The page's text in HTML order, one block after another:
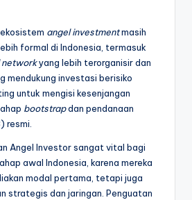
angel investmentmasih
formal di Indonesia, termasuk
networkyang lebih terorganisir dan
mendukung investasi berisiko
untuk mengisi kesenjangan
bootstrapdan pendanaan
resmi.
Angel Investor sangat vital bagi
awal Indonesia, karena mereka
modal pertama, tetapi juga
strategis dan jaringan. Penguatan